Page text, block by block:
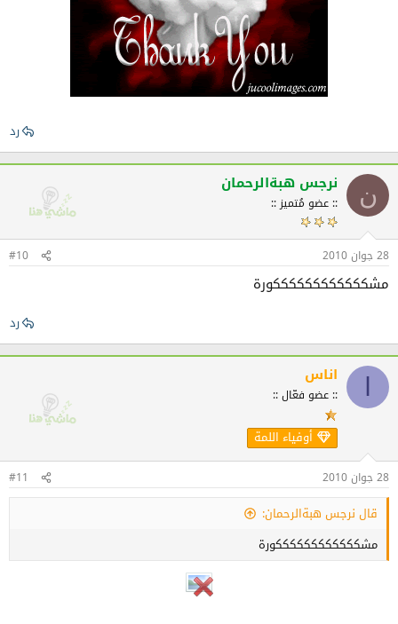
رد
ن نرجس هبةالرحمان
:: عضو مُتميز ::
28 جوان 2010 #10
مشككككككككككككورة
رد
اناس
:: عضو فعّال ::
أوفياء اللمة
28 جوان 2010 #11
قال نرجس هبةالرحمان:
مشككككككككككككورة